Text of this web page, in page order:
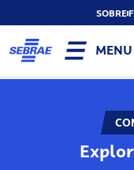
SOBRE
MENU